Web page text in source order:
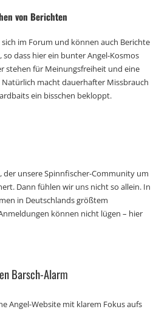
von Berichten
sich im Forum und können auch Berichte
dass hier ein bunter Angel-Kosmos
stehen für Meinungsfreiheit und eine
macht dauerhafter Missbrauch
ein bisschen bekloppt.
der unsere Spinnfischer-Community um
Dann fühlen wir uns nicht so allein. In
in Deutschlands größtem
können nicht lügen – hier
Barsch-Alarm
Angel-Website mit klarem Fokus aufs